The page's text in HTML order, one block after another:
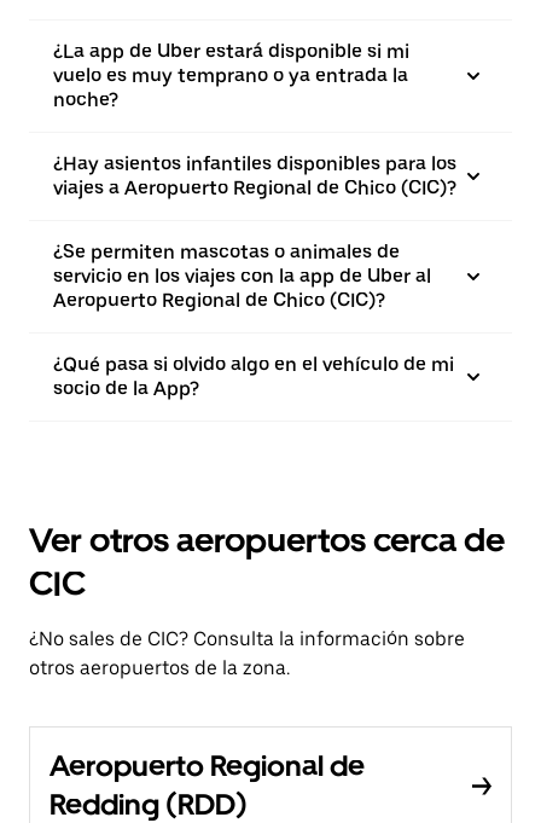
¿La app de Uber estará disponible si mi
vuelo es muy temprano o ya entrada la
noche?
¿Hay asientos infantiles disponibles para los
viajes a Aeropuerto Regional de Chico (CIC)?
¿Se permiten mascotas o animales de
servicio en los viajes con la app de Uber al
Aeropuerto Regional de Chico (CIC)?
¿Qué pasa si olvido algo en el vehículo de mi
socio de la App?
Ver otros aeropuertos cerca de
CIC
¿No sales de CIC? Consulta la información sobre
otros aeropuertos de la zona.
Aeropuerto Regional de
Redding (RDD)